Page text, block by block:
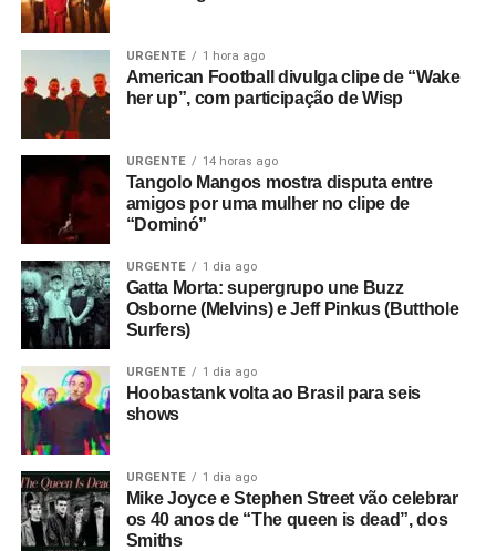
URGENTE 1 hora ago
American Football divulga clipe de “Wake
her up”, com participação de Wisp
URGENTE 14 horas ago
Tangolo Mangos mostra disputa entre
amigos por uma mulher no clipe de
“Dominó”
URGENTE 1 dia ago
Gatta Morta: supergrupo une Buzz
Osborne (Melvins) e Jeff Pinkus (Butthole
Surfers)
URGENTE 1 dia ago
Hoobastank volta ao Brasil para seis
shows
URGENTE 1 dia ago
Mike Joyce e Stephen Street vão celebrar
os 40 anos de “The queen is dead”, dos
Smiths